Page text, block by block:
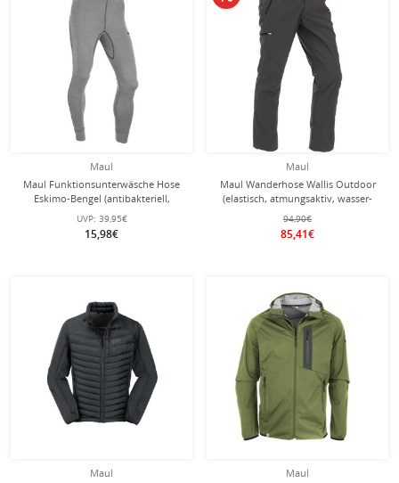
Maul
Maul Funktionsunterwäsche Hose
Eskimo-Bengel (antibakteriell,
atmungsaktiv, elastisch) hellgrau
Herren
UVP: 39,95€
15,98€
Maul
Maul Wanderhose Wallis Outdoor
(elastisch, atmungsaktiv, wasser-
und winddicht) lang anthrazit
Herren
94,90€
85,41€
Maul
Maul